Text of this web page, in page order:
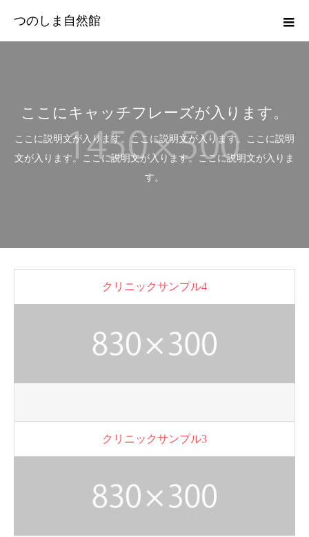
つのしま自然館
ここにキャッチフレーズが入ります。
ここに説明文が入ります。ここに説明文が入ります。ここに説明
文が入ります。ここに説明文が入ります。ここに説明文が入りま
す。
クリニックサンプル4
クリニックサンプル3